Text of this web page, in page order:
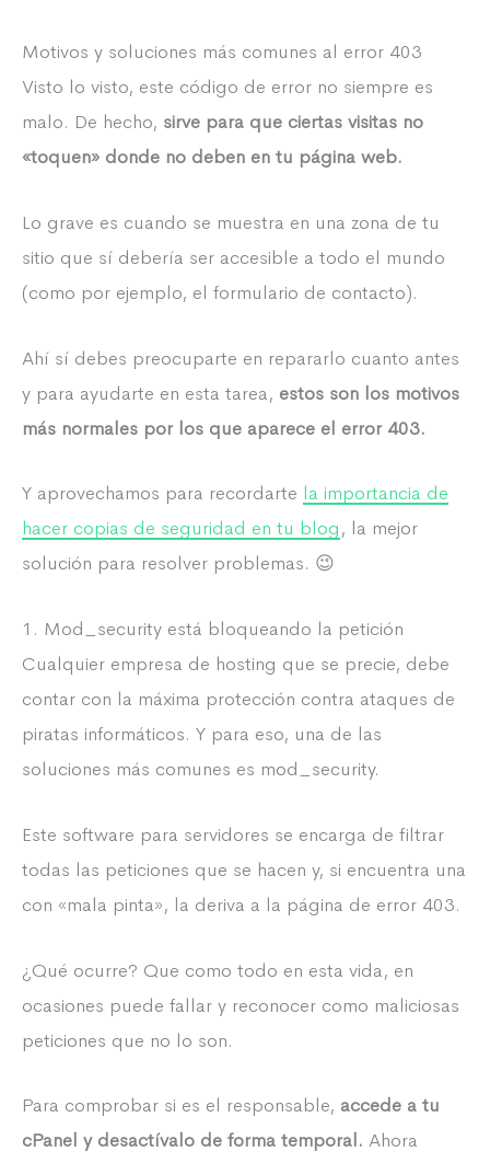
Motivos y soluciones más comunes al error 403
Visto lo visto, este código de error no siempre es
malo. De hecho, sirve para que ciertas visitas no
«toquen» donde no deben en tu página web.
Lo grave es cuando se muestra en una zona de tu
sitio que sí debería ser accesible a todo el mundo
(como por ejemplo, el formulario de contacto).
Ahí sí debes preocuparte en repararlo cuanto antes
y para ayudarte en esta tarea, estos son los motivos
más normales por los que aparece el error 403.
Y aprovechamos para recordarte la importancia de
hacer copias de seguridad en tu blog, la mejor
solución para resolver problemas. 😉
1. Mod_security está bloqueando la petición
Cualquier empresa de hosting que se precie, debe
contar con la máxima protección contra ataques de
piratas informáticos. Y para eso, una de las
soluciones más comunes es mod_security.
Este software para servidores se encarga de filtrar
todas las peticiones que se hacen y, si encuentra una
con «mala pinta», la deriva a la página de error 403.
¿Qué ocurre? Que como todo en esta vida, en
ocasiones puede fallar y reconocer como maliciosas
peticiones que no lo son.
Para comprobar si es el responsable, accede a tu
cPanel y desactívalo de forma temporal. Ahora